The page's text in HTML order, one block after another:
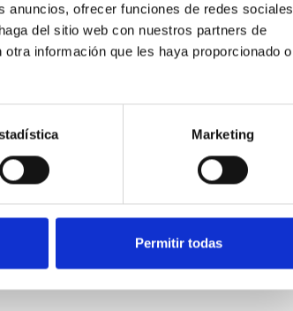
anuncios, ofrecer funciones de redes sociales
del sitio web con nuestros partners de
información que les haya proporcionado o
Marketing
Permitir todas
COMPARTIR